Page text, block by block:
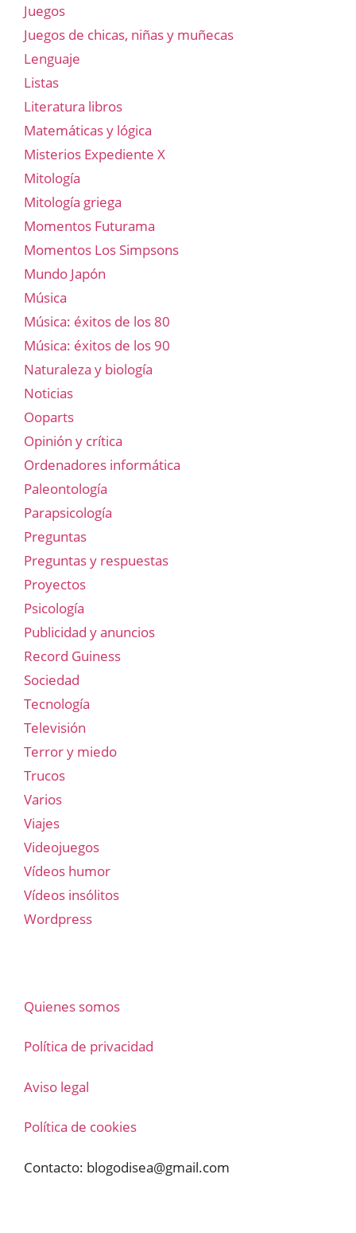
Juegos
Juegos de chicas, niñas y muñecas
Lenguaje
Listas
Literatura libros
Matemáticas y lógica
Misterios Expediente X
Mitología
Mitología griega
Momentos Futurama
Momentos Los Simpsons
Mundo Japón
Música
Música: éxitos de los 80
Música: éxitos de los 90
Naturaleza y biología
Noticias
Ooparts
Opinión y crítica
Ordenadores informática
Paleontología
Parapsicología
Preguntas
Preguntas y respuestas
Proyectos
Psicología
Publicidad y anuncios
Record Guiness
Sociedad
Tecnología
Televisión
Terror y miedo
Trucos
Varios
Viajes
Videojuegos
Vídeos humor
Vídeos insólitos
Wordpress
Quienes somos
Política de privacidad
Aviso legal
Política de cookies
Contacto: blogodisea@gmail.com